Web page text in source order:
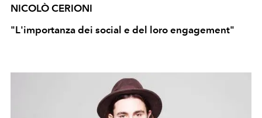
NICOLÒ CERIONI
"L'importanza dei social e del loro engagement"